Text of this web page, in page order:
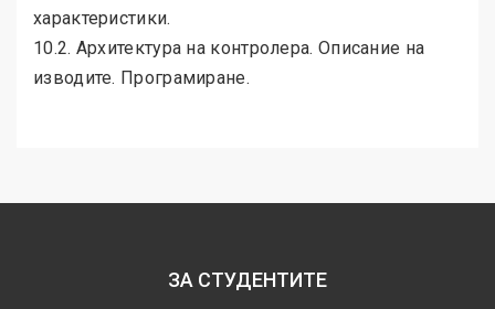
характеристики.
10.2. Архитектура на контролера. Описание на
изводите. Програмиране.
ЗА СТУДЕНТИТЕ